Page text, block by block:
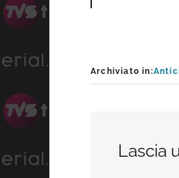
Archiviato in:
Lascia